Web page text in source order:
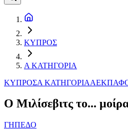
ΚΥΠΡΟΣ
Α ΚΑΤΗΓΟΡΙΑ
ΚΥΠΡΟΣΑ ΚΑΤΗΓΟΡΙΑΑΕΚ
Ο Μιλίσεβιτς το...
ΓΗΠΕΔΟ